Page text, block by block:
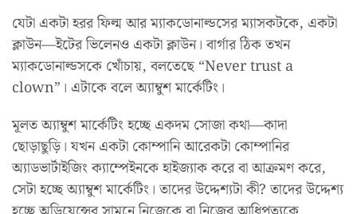
যেটা একটা হরর ফিল্ম আর ম্যাকডোনাল্ডসের ম্যাসকটকে, একটা
ক্লাউন—ইটের ভিলেনও একটা ক্লাউন। বার্গার ঠিক তখন
ম্যাকডোনাল্ডসকে খোঁচায়, বলতেছে “Never trust a
clown”। এটাকে বলে অ্যাম্বুশ মার্কেটিং।
মূলত অ্যাম্বুশ মার্কেটিং হচ্ছে একদম সোজা কথা—কাদা
ছোড়াছুড়ি। যখন একটা কোম্পানি আরেকটা কোম্পানির
অ্যাডভার্টাইজিং ক্যাম্পেইনকে হাইজ্যাক করে বা আক্রমণ করে,
সেটা হচ্ছে অ্যাম্বুশ মার্কেটিং। তাদের উদ্দেশ্যটা কী? তাদের উদ্দেশ্য